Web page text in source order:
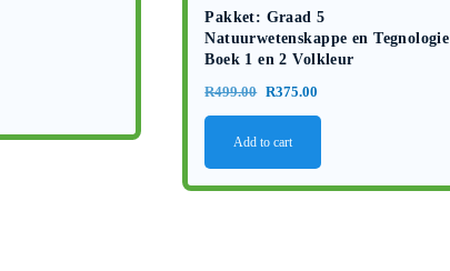
Pakket: Graad 5
Natuurwetenskappe en Tegnologie
Boek 1 en 2 Volkleur
R499.00 Original
price
was:
R375.00
price
Add to cart